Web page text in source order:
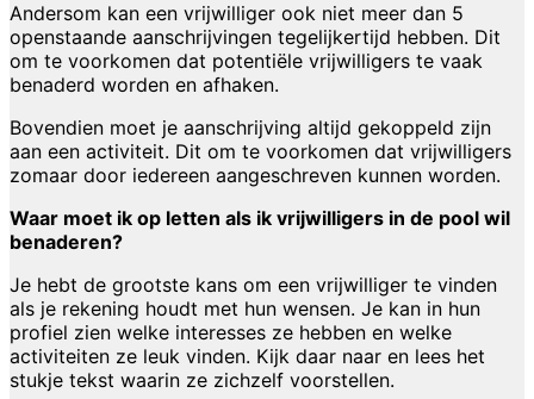
Andersom kan een vrijwilliger ook niet meer dan 5
openstaande aanschrijvingen tegelijkertijd hebben. Dit
om te voorkomen dat potentiële vrijwilligers te vaak
benaderd worden en afhaken.
Bovendien moet je aanschrijving altijd gekoppeld zijn
aan een activiteit. Dit om te voorkomen dat vrijwilligers
zomaar door iedereen aangeschreven kunnen worden.
Waar moet ik op letten als ik vrijwilligers in de pool wil
benaderen?
Je hebt de grootste kans om een vrijwilliger te vinden
als je rekening houdt met hun wensen. Je kan in hun
profiel zien welke interesses ze hebben en welke
activiteiten ze leuk vinden. Kijk daar naar en lees het
stukje tekst waarin ze zichzelf voorstellen.